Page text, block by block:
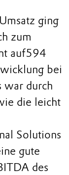
ging
zum
auf594
bei
war durch
die leicht
Solutions
gute
des